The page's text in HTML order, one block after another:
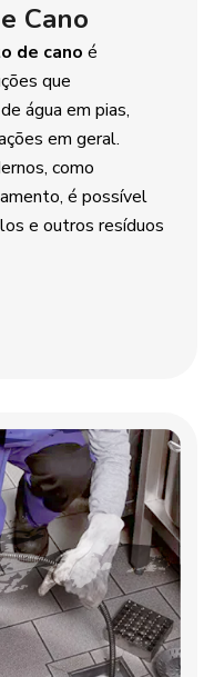
Cano
de cano é
que
água em pias,
em geral.
como
é possível
e outros resíduos